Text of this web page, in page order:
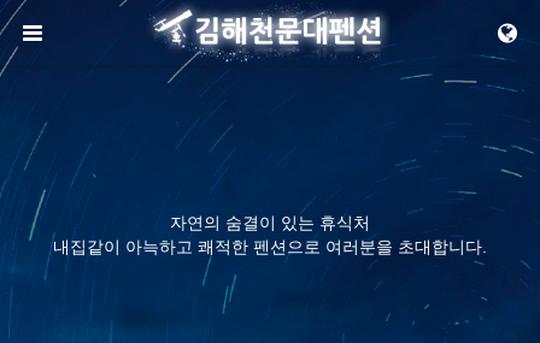
메뉴 건너뛰기
자연의 숨결이 있는 휴식처
내집같이 아늑하고 쾌적한 펜션으로 여러분을 초대합니다.
Sketchbook5, 스케치북5
Sketchbook5, 스케치북5